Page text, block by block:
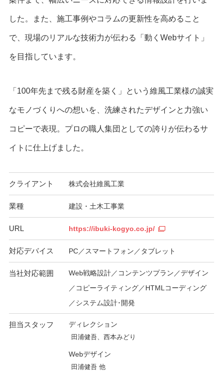
した。また、施工事例やコラムの更新性を高めること
で、現場のリアルな技術力が伝わる「動くWebサイト」
を目指しています。
「100年先まで残る財産を築く」という維風工業様の誠実
なモノづくりへの想いを、洗練されたデザインと力強い
コピーで表現。プロの職人集団としての誇りが伝わるサ
イトに仕上げました。
クライアント 株式会社維風工業
業種 建設・土木工事業
URL https://ibuki-kogyo.co.jp/
対応デバイス PC／スマートフォン／タブレット
当社対応範囲
Web戦略設計／コンテンツプラン／デザイン
／コピーライティング／HTMLコーディング
／システム設計･開発
担当スタッフ ディレクション
田浦健吾、西本みどり
Webデザイン
田浦健吾 他